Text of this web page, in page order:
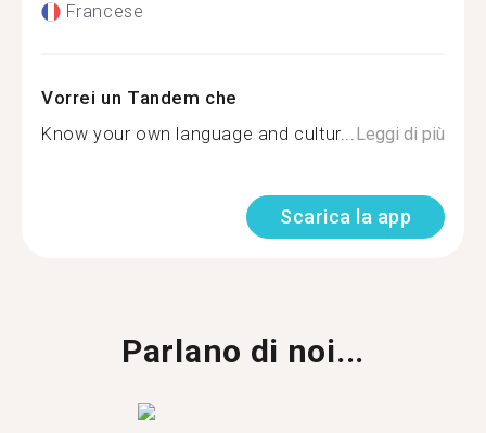
Francese
Vorrei un Tandem che
Know your own language and cultur...Leggi di più
Scarica la app
Parlano di noi...